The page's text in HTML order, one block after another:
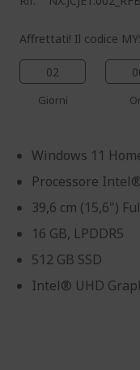
Affrettati! Il codice
02
Giorni
Windows 11
Processore
39,6 cm (15,6")
16 GB, LPDDR5
512 GB SSD
Intel® UHD